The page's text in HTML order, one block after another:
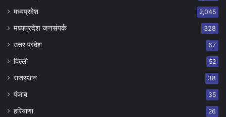
मध्यप्रदेश 2,045
मध्यप्रदेश जनसंपर्क 328
उत्तर प्रदेश 67
दिल्ली 52
राजस्थान 38
पंजाब 35
हरियाणा 26